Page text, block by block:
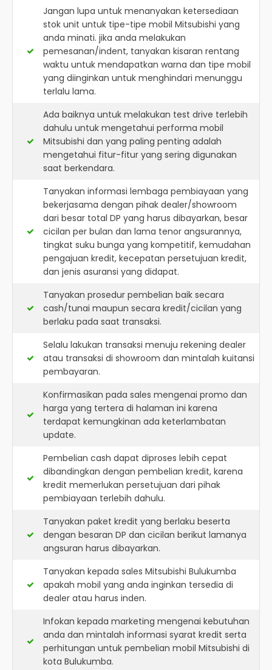
Jangan lupa untuk menanyakan ketersediaan
stok unit untuk tipe-tipe mobil Mitsubishi yang
anda minati. jika anda melakukan
pemesanan/indent, tanyakan kisaran rentang
waktu untuk mendapatkan warna dan tipe mobil
yang diinginkan untuk menghindari menunggu
terlalu lama.
Ada baiknya untuk melakukan test drive terlebih
dahulu untuk mengetahui performa mobil
Mitsubishi dan yang paling penting adalah
mengetahui fitur-fitur yang sering digunakan
saat berkendara.
Tanyakan informasi lembaga pembiayaan yang
bekerjasama dengan pihak dealer/showroom
dari besar total DP yang harus dibayarkan, besar
cicilan per bulan dan lama tenor angsurannya,
tingkat suku bunga yang kompetitif, kemudahan
pengajuan kredit, kecepatan persetujuan kredit,
dan jenis asuransi yang didapat.
Tanyakan prosedur pembelian baik secara
cash/tunai maupun secara kredit/cicilan yang
berlaku pada saat transaksi.
Selalu lakukan transaksi menuju rekening dealer
atau transaksi di showroom dan mintalah kuitansi
pembayaran.
Konfirmasikan pada sales mengenai promo dan
harga yang tertera di halaman ini karena
terdapat kemungkinan ada keterlambatan
update.
Pembelian cash dapat diproses lebih cepat
dibandingkan dengan pembelian kredit, karena
kredit memerlukan persetujuan dari pihak
pembiayaan terlebih dahulu.
Tanyakan paket kredit yang berlaku beserta
dengan besaran DP dan cicilan berikut lamanya
angsuran harus dibayarkan.
Tanyakan kepada sales Mitsubishi Bulukumba
apakah mobil yang anda inginkan tersedia di
dealer atau harus inden.
Infokan kepada marketing mengenai kebutuhan
anda dan mintalah informasi syarat kredit serta
perhitungan untuk pembelian mobil Mitsubishi di
kota Bulukumba.